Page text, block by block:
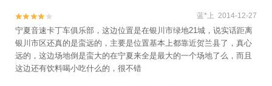

 蓝*上 2014-12-27
宁夏音速卡丁车俱乐部，这边位置是在银川市绿地21城，说实话距离
银川市区还真的是蛮远的，主要是位置基本上都靠近贺兰县了，真心
远的，这边场地倒是蛮大的在宁夏来全是最大的一个场地了么，而且
这边还有饮料喝小吃什么的，很不错